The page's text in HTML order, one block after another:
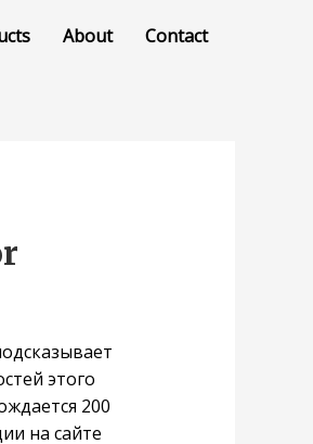
About Contact
этого
200
на сайте